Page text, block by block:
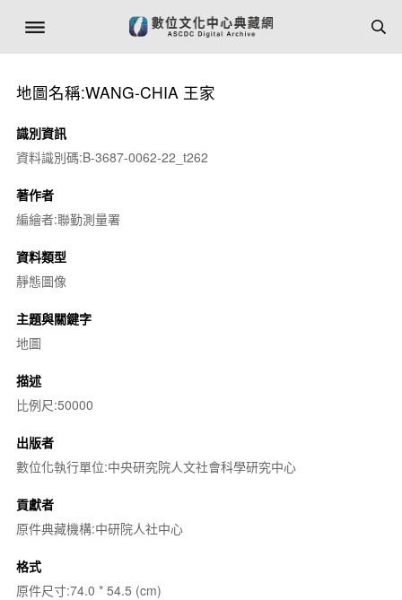
地圖名稱:WANG-CHIA 王家
識別資訊
資料識別碼:B-3687-0062-22_t262
著作者
編繪者:聯勤測量署
資料類型
靜態圖像
主題與關鍵字
地圖
描述
比例尺:50000
出版者
數位化執行單位:中央研究院人文社會科學研究中心
貢獻者
原件典藏機構:中研院人社中心
格式
原件尺寸:74.0 * 54.5 (cm)